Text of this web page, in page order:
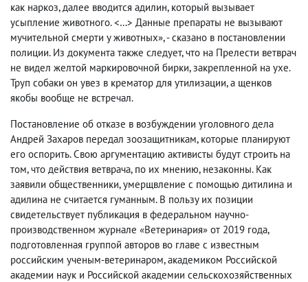
как наркоз, далее вводится адилин, который вызывает
усыпление животного. <…> Данные препараты не вызывают
мучительной смерти у животных», - сказано в постановлении
полиции. Из документа также следует, что на Прелести ветврач
не видел желтой маркировочной бирки, закрепленной на ухе.
Труп собаки он увез в крематор для утилизации, а щенков
якобы вообще не встречал.
Постановление об отказе в возбуждении уголовного дела
Андрей Захаров передал зоозащитникам, которые планируют
его оспорить. Свою аргументацию активисты будут строить на
том, что действия ветврача, по их мнению, незаконны. Как
заявили общественники, умерщвление с помощью дитилина и
адилина не считается гуманным. В пользу их позиции
свидетельствует публикация в федеральном научно-
производственном журнале «Ветеринария» от 2019 года,
подготовленная группой авторов во главе с известным
российским ученым-ветеринаром, академиком Российской
академии наук и Российской академии сельскохозяйственных